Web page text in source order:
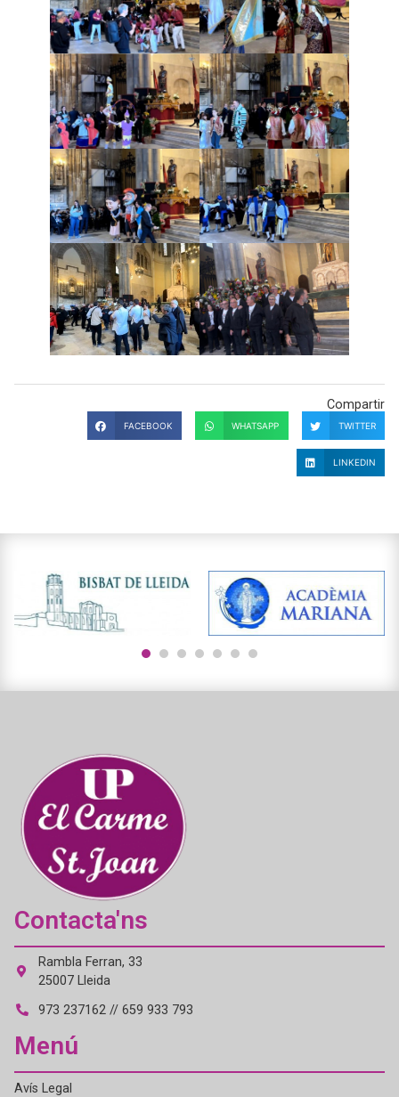
Compartir
FACEBOOK WHATSAPP TWITTER
LINKEDIN
Contacta'ns
Rambla Ferran, 33
25007 Lleida
973 237162 // 659 933 793
Menú
Avís Legal